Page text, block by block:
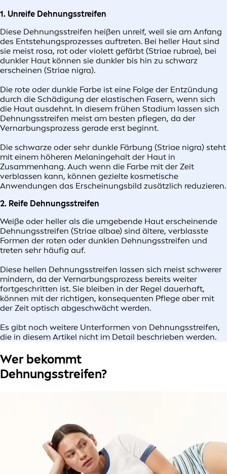
1. Unreife Dehnungsstreifen
Diese Dehnungsstreifen heißen unreif, weil sie am Anfang
des Entstehungsprozesses auftreten. Bei heller Haut sind
sie meist rosa, rot oder violett gefärbt (Striae rubrae), bei
dunkler Haut können sie dunkler bis hin zu schwarz
erscheinen (Striae nigra).
Die rote oder dunkle Farbe ist eine Folge der Entzündung
durch die Schädigung der elastischen Fasern, wenn sich
die Haut ausdehnt. In diesem frühen Stadium lassen sich
Dehnungsstreifen meist am besten pflegen, da der
Vernarbungsprozess gerade erst beginnt.
Die schwarze oder sehr dunkle Färbung (Striae nigra) steht
mit einem höheren Melaningehalt der Haut in
Zusammenhang. Auch wenn die Farbe mit der Zeit
verblassen kann, können gezielte kosmetische
Anwendungen das Erscheinungsbild zusätzlich reduzieren.
2. Reife Dehnungsstreifen
Weiße oder heller als die umgebende Haut erscheinende
Dehnungsstreifen (Striae albae) sind ältere, verblasste
Formen der roten oder dunklen Dehnungsstreifen und
treten sehr häufig auf.
Diese hellen Dehnungsstreifen lassen sich meist schwerer
mindern, da der Vernarbungsprozess bereits weiter
fortgeschritten ist. Sie bleiben in der Regel dauerhaft,
können mit der richtigen, konsequenten Pflege aber mit
der Zeit optisch abgeschwächt werden.
Es gibt noch weitere Unterformen von Dehnungsstreifen,
die in diesem Artikel nicht im Detail beschrieben werden.
Wer bekommt
Dehnungsstreifen?